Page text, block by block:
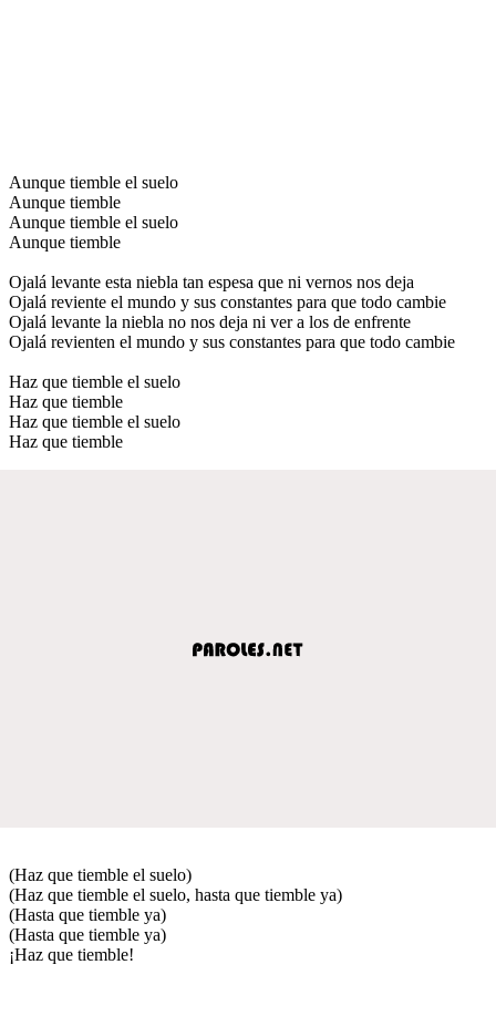
Aunque tiemble el suelo
Aunque tiemble
Aunque tiemble el suelo
Aunque tiemble
Ojalá levante esta niebla tan espesa que ni vernos nos deja
Ojalá reviente el mundo y sus constantes para que todo cambie
Ojalá levante la niebla no nos deja ni ver a los de enfrente
Ojalá revienten el mundo y sus constantes para que todo cambie
Haz que tiemble el suelo
Haz que tiemble
Haz que tiemble el suelo
Haz que tiemble
(Haz que tiemble el suelo)
(Haz que tiemble el suelo, hasta que tiemble ya)
(Hasta que tiemble ya)
(Hasta que tiemble ya)
¡Haz que tiemble!